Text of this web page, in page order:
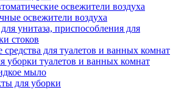
освежители воздуха
освежители воздуха
унитаза, приспособления для
стоков
для туалетов и ванных комнат
уборки туалетов и ванных комнат
мыло
для уборки